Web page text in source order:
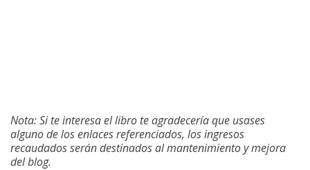
Nota: Si te interesa el libro te agradecería que usases
alguno de los enlaces referenciados, los ingresos
recaudados serán destinados al mantenimiento y mejora
del blog.